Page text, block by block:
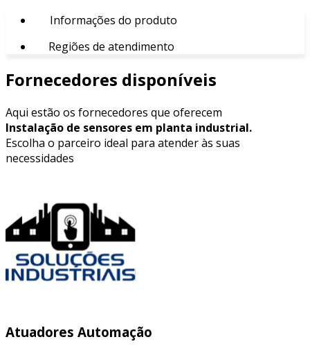
Informações do produto
Regiões de atendimento
Fornecedores disponíveis
Aqui estão os fornecedores que oferecem
Instalação de sensores em planta industrial.
Escolha o parceiro ideal para atender às suas
necessidades
Atuadores Automação